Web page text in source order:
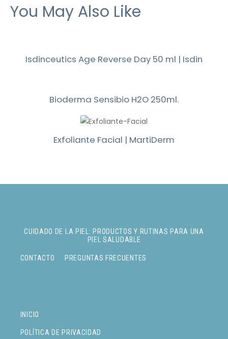
You May Also Like
Isdinceutics Age Reverse Day 50 ml | Isdin
Bioderma Sensibio H2O 250ml.
Exfoliante Facial | MartiDerm
INICIO
POLÍTICA DE PRIVACIDAD
CUIDADO DE LA PIEL: PRODUCTOS Y RUTINAS PARA UNA
PIEL SALUDABLE
CONTACTO PREGUNTAS FRECUENTES